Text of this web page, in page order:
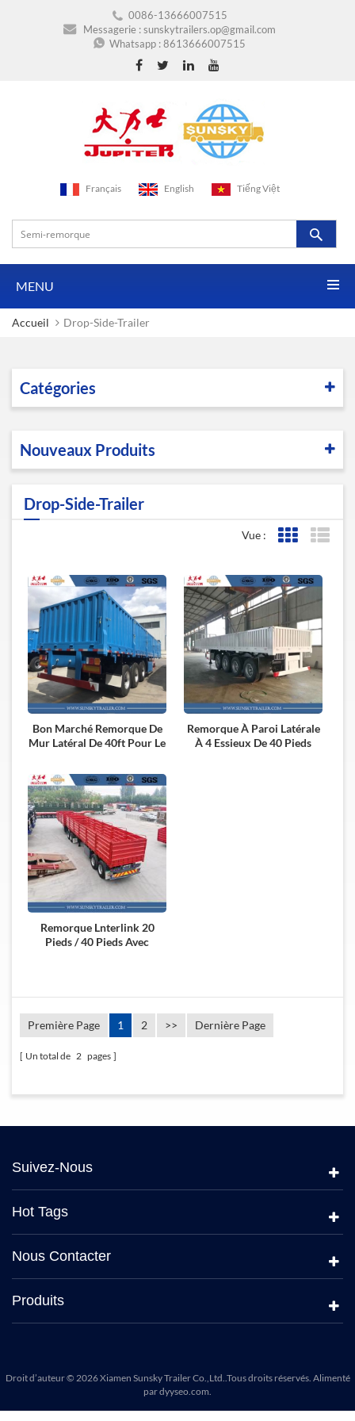
0086-13666007515
Messagerie :sunskytrailers.op@gmail.com
Whatsapp :8613666007515
Français English Tiếng Việt
MENU
Accueil Drop-Side-Trailer
Catégories
Nouveaux Produits
Drop-Side-Trailer
Vue : Affichage
Bon Marché Remorque De
Mur Latéral De 40ft Pour Le
Remorque À Paroi Latérale
À 4 Essieux De 40 Pieds
Remorque Lnterlink 20
Pieds / 40 Pieds Avec
Première Page 1 2 >> Dernière Page
Un total de 2 pages
Suivez-Nous
Hot Tags
Nous Contacter
Produits
Droit d’auteur © 2026 Xiamen Sunsky Trailer Co.,Ltd..Tous droits réservés. Alimenté
pardyyseo.com.